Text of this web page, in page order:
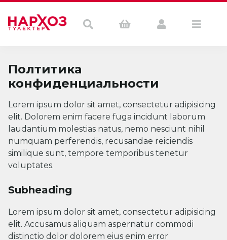
Полтитика
конфиденциальности
Lorem ipsum dolor sit amet, consectetur adipisicing
elit. Dolorem enim facere fuga incidunt laborum
laudantium molestias natus, nemo nesciunt nihil
numquam perferendis, recusandae reiciendis
similique sunt, tempore temporibus tenetur
voluptates.
Subheading
Lorem ipsum dolor sit amet, consectetur adipisicing
elit. Accusamus aliquam aspernatur commodi
distinctio dolor dolorem eius enim error